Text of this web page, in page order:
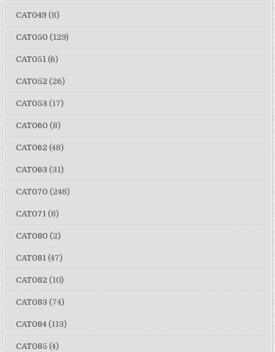
CAT049 (8)
CAT050 (129)
CAT051 (6)
CAT052 (26)
CAT053 (17)
CAT060 (8)
CAT062 (48)
CAT063 (31)
CAT070 (248)
CAT071 (8)
CAT080 (2)
CAT081 (47)
CAT082 (10)
CAT083 (74)
CAT084 (113)
CAT085 (4)